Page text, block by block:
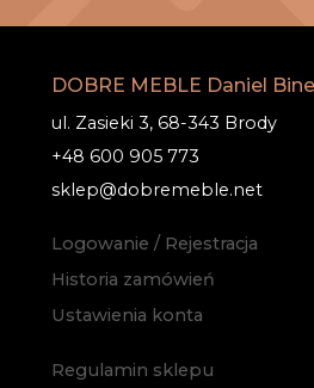
DOBRE MEBLE Daniel
ul. Zasieki 3, 68-343 Brody
+48 600 905 773
sklep@dobremeble.net
Logowanie / Rejestracja
Historia zamówień
Ustawienia konta
Regulamin sklepu